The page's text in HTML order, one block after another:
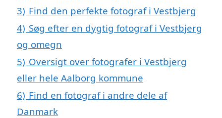
3) Find den perfekte fotograf i Vestbjerg
4) Søg efter en dygtig fotograf i Vestbjerg
og omegn
5) Oversigt over fotografer i Vestbjerg
eller hele Aalborg kommune
6) Find en fotograf i andre dele af
Danmark